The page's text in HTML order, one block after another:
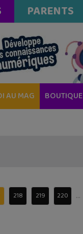
PARENTS
AU MAG BOUTIQUE
218 219 220 ...